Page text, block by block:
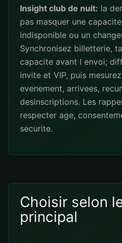
Insight club de nuit: la
pas masquer une
indisponible ou un
Synchronisez billetterie,
capacite avant l envoi;
invite et VIP, puis
evenement, arrivees,
desinscriptions. Les
respecter age,
securite.
Choisir selon
principal